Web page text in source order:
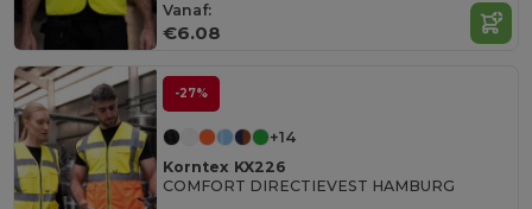
Vanaf:
€6.08
-27%
+14
Korntex KX226
COMFORT DIRECTIEVEST HAMBURG